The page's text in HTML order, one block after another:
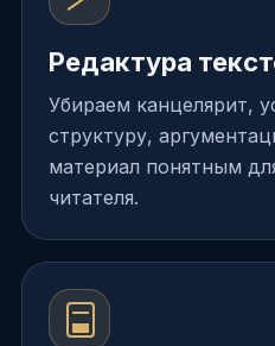
Редактура
Убираем канцелярит,
структуру,
материал понятным
читателя.